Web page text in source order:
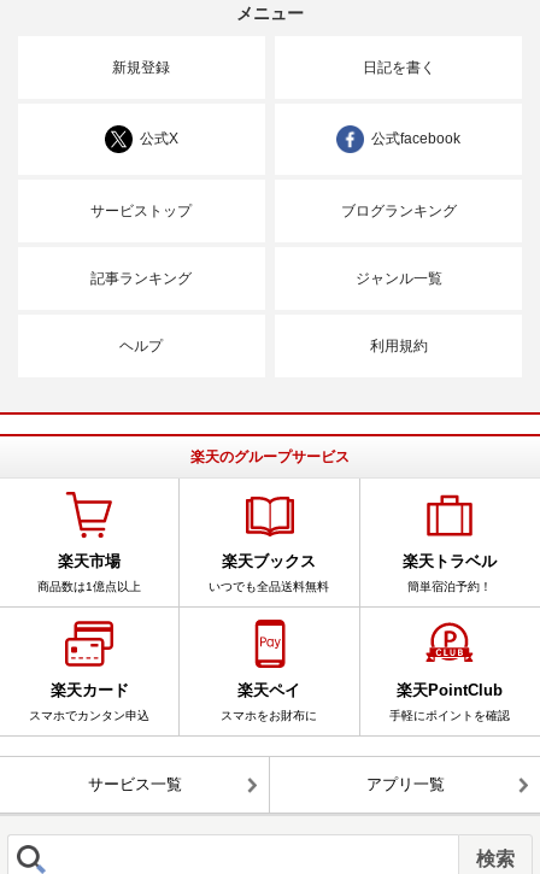
メニュー
新規登録 日記を書く
公式X 公式facebook
サービストップ ブログランキング
記事ランキング ジャンル一覧
ヘルプ 利用規約
楽天のグループサービス
楽天市場
商品数は1億点以上
楽天ブックス
いつでも全品送料無料
楽天トラベル
簡単宿泊予約！
楽天カード
スマホでカンタン申込
楽天ペイ
スマホをお財布に
楽天PointClub
手軽にポイントを確認
サービス一覧 アプリ一覧